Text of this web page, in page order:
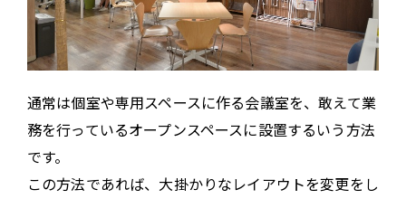
通常は個室や専用スペースに作る会議室を、敢えて業
務を行っているオープンスペースに設置するいう方法
です。
この方法であれば、大掛かりなレイアウトを変更をし